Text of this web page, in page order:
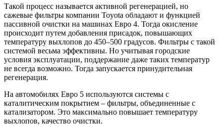
Такой процесс называется активной регенерацией, но
сажевые фильтры компании Toyota обладают и функцией
пассивной очистки на машинах Евро 4. Тогда окисление
происходит путем добавления присадок, повышающих
температуру выхлопов до 450–500 градусов. Фильтры с такой
системой весьма эффективны. Но учитывая городские
условия эксплуатации, поддержание даже таких температур
не всегда возможно. Тогда запускается принудительная
регенерация.
На автомобилях Евро 5 используются системы с
каталитическим покрытием – фильтры, объединенные с
катализатором. Это максимально повышает температуру
выхлопов, качество очистки.